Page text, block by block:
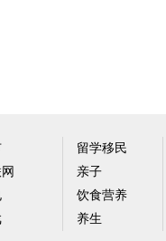
留学移民
亲子
饮食营养
养生